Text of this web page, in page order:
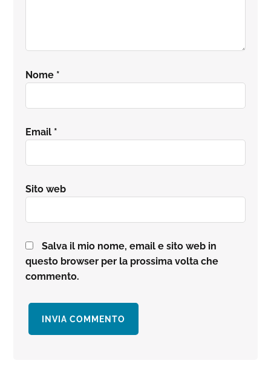
Nome *
Email *
Sito web
Salva il mio nome, email e sito web in
questo browser per la prossima volta che
commento.